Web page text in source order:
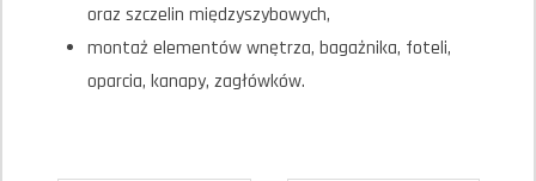
oraz szczelin międzyszybowych,
montaż elementów wnętrza, bagażnika, foteli,
oparcia, kanapy, zagłówków.